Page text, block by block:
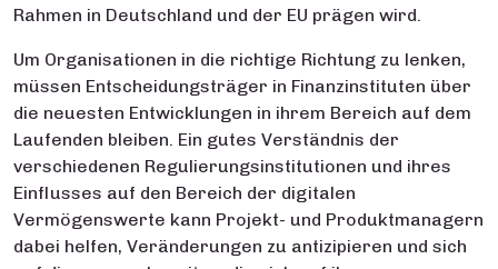
Rahmen in Deutschland und der EU prägen wird.
Um Organisationen in die richtige Richtung zu lenken,
müssen Entscheidungsträger in Finanzinstituten über
die neuesten Entwicklungen in ihrem Bereich auf dem
Laufenden bleiben. Ein gutes Verständnis der
verschiedenen Regulierungsinstitutionen und ihres
Einflusses auf den Bereich der digitalen
Vermögenswerte kann Projekt- und Produktmanagern
dabei helfen, Veränderungen zu antizipieren und sich